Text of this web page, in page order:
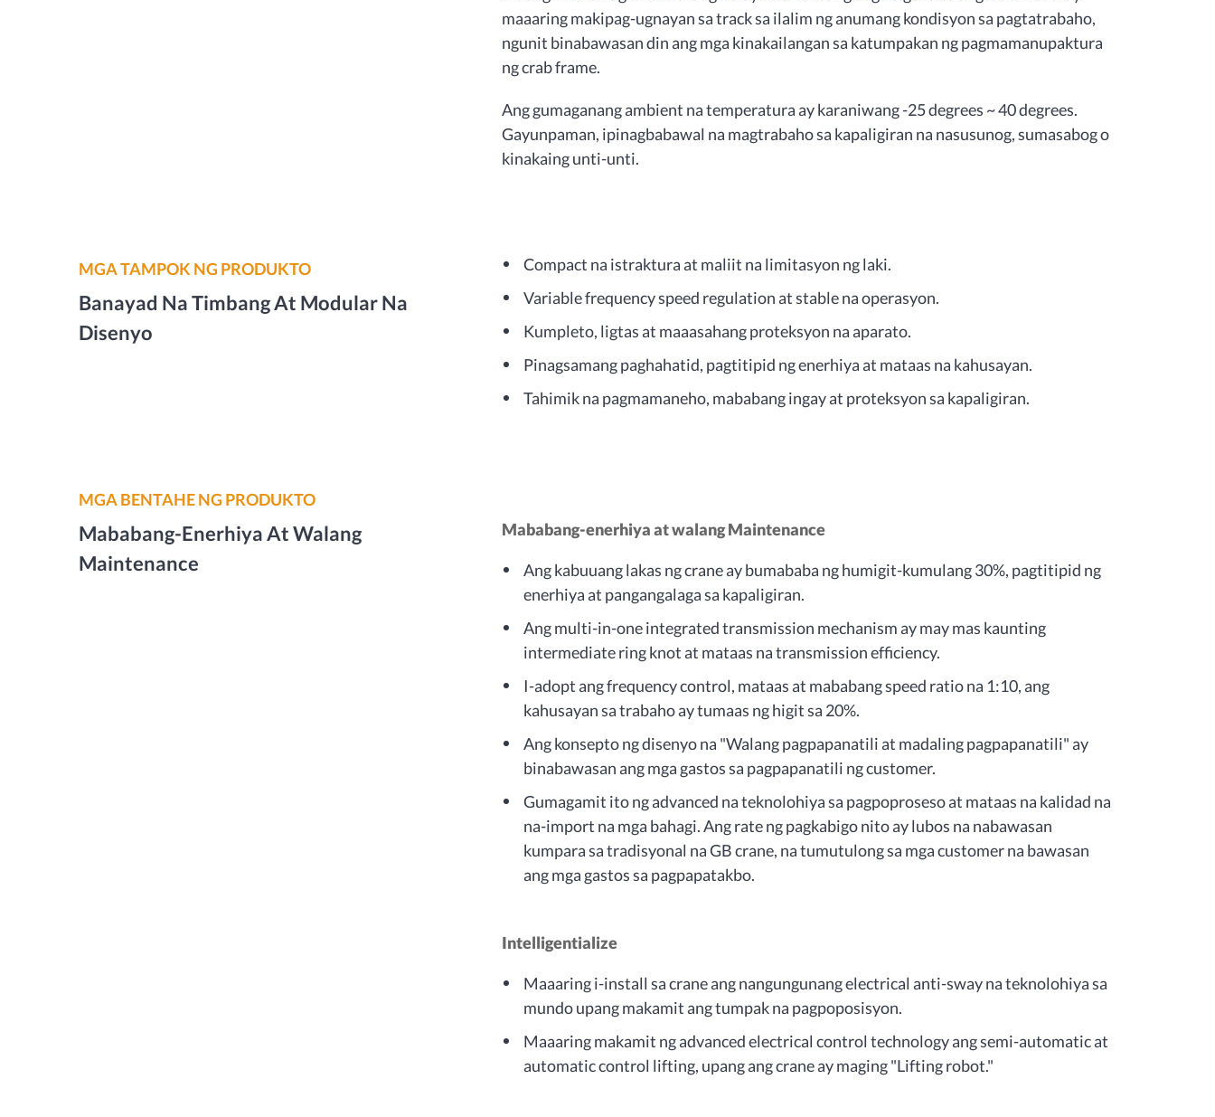
maaaring makipag-ugnayan sa track sa ilalim ng anumang kondisyon sa pagtatrabaho,
ngunit binabawasan din ang mga kinakailangan sa katumpakan ng pagmamanupaktura
ng crab frame.
Ang gumaganang ambient na temperatura ay karaniwang -25 degrees ~ 40 degrees.
Gayunpaman, ipinagbabawal na magtrabaho sa kapaligiran na nasusunog, sumasabog o
kinakaing unti-unti.
MGA TAMPOK NG PRODUKTO
Banayad Na Timbang At Modular Na
Disenyo
Compact na istraktura at maliit na limitasyon ng laki.
Variable frequency speed regulation at stable na operasyon.
Kumpleto, ligtas at maaasahang proteksyon na aparato.
Pinagsamang paghahatid, pagtitipid ng enerhiya at mataas na kahusayan.
Tahimik na pagmamaneho, mababang ingay at proteksyon sa kapaligiran.
MGA BENTAHE NG PRODUKTO
Mababang-Enerhiya At Walang
Maintenance
Mababang-enerhiya at walang Maintenance
Ang kabuuang lakas ng crane ay bumababa ng humigit-kumulang 30%, pagtitipid ng
enerhiya at pangangalaga sa kapaligiran.
Ang multi-in-one integrated transmission mechanism ay may mas kaunting
intermediate ring knot at mataas na transmission efficiency.
I-adopt ang frequency control, mataas at mababang speed ratio na 1:10, ang
kahusayan sa trabaho ay tumaas ng higit sa 20%.
Ang konsepto ng disenyo na "Walang pagpapanatili at madaling pagpapanatili" ay
binabawasan ang mga gastos sa pagpapanatili ng customer.
Gumagamit ito ng advanced na teknolohiya sa pagpoproseso at mataas na kalidad na
na-import na mga bahagi. Ang rate ng pagkabigo nito ay lubos na nabawasan
kumpara sa tradisyonal na GB crane, na tumutulong sa mga customer na bawasan
ang mga gastos sa pagpapatakbo.
Intelligentialize
Maaaring i-install sa crane ang nangungunang electrical anti-sway na teknolohiya sa
mundo upang makamit ang tumpak na pagpoposisyon.
Maaaring makamit ng advanced electrical control technology ang semi-automatic at
automatic control lifting, upang ang crane ay maging "Lifting robot."